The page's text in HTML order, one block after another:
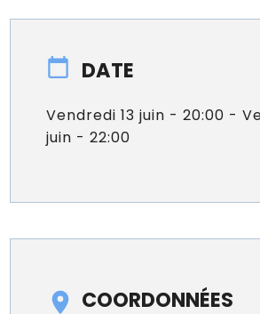
DATE
Vendredi 13 juin - 20:00 -
juin - 22:00
COORDONNÉES